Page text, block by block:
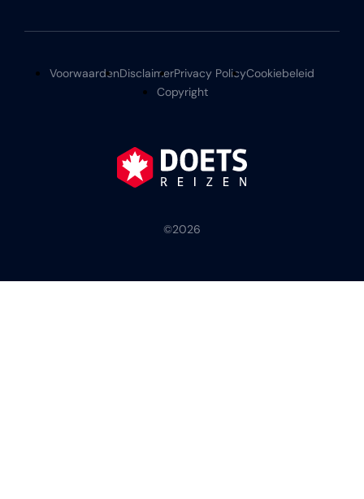
VoorwaardenDisclaimerPrivacy PolicyCookiebeleid
Copyright
©2026